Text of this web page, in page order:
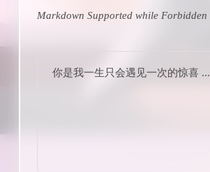
Markdown Supported whileForbidden
你是我一生只会遇见一次的惊喜 ...